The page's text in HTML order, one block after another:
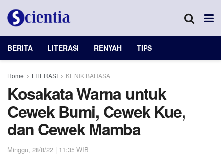
BERITA LITERASI RENYAH TIPS
Home LITERASI KLINIK BAHASA
Kosakata Warna untuk
Cewek Bumi, Cewek Kue,
dan Cewek Mamba
Minggu, 28/8/22 | 11:35 WIB